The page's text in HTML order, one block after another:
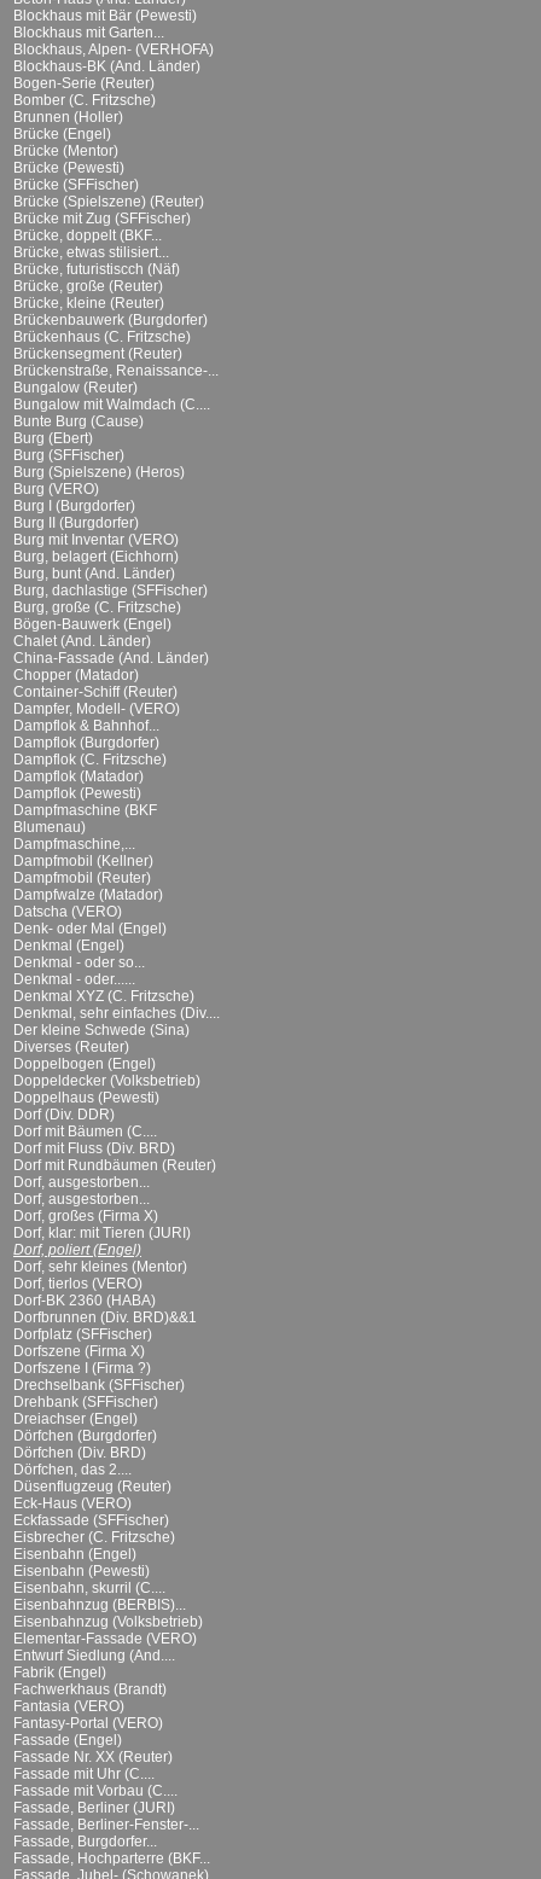
Blockhaus mit Bär (Pewesti)
Blockhaus mit Garten...
Blockhaus, Alpen- (VERHOFA)
Blockhaus-BK (And. Länder)
Bogen-Serie (Reuter)
Bomber (C. Fritzsche)
Brunnen (Holler)
Brücke (Engel)
Brücke (Mentor)
Brücke (Pewesti)
Brücke (SFFischer)
Brücke (Spielszene) (Reuter)
Brücke mit Zug (SFFischer)
Brücke, doppelt (BKF...
Brücke, etwas stilisiert...
Brücke, futuristiscch (Näf)
Brücke, große (Reuter)
Brücke, kleine (Reuter)
Brückenbauwerk (Burgdorfer)
Brückenhaus (C. Fritzsche)
Brückensegment (Reuter)
Brückenstraße, Renaissance-...
Bungalow (Reuter)
Bungalow mit Walmdach (C....
Bunte Burg (Cause)
Burg (Ebert)
Burg (SFFischer)
Burg (Spielszene) (Heros)
Burg (VERO)
Burg I (Burgdorfer)
Burg II (Burgdorfer)
Burg mit Inventar (VERO)
Burg, belagert (Eichhorn)
Burg, bunt (And. Länder)
Burg, dachlastige (SFFischer)
Burg, große (C. Fritzsche)
Bögen-Bauwerk (Engel)
Chalet (And. Länder)
China-Fassade (And. Länder)
Chopper (Matador)
Container-Schiff (Reuter)
Dampfer, Modell- (VERO)
Dampflok & Bahnhof...
Dampflok (Burgdorfer)
Dampflok (C. Fritzsche)
Dampflok (Matador)
Dampflok (Pewesti)
Dampfmaschine (BKF
Blumenau)
Dampfmaschine,...
Dampfmobil (Kellner)
Dampfmobil (Reuter)
Dampfwalze (Matador)
Datscha (VERO)
Denk- oder Mal (Engel)
Denkmal (Engel)
Denkmal - oder so...
Denkmal - oder......
Denkmal XYZ (C. Fritzsche)
Denkmal, sehr einfaches (Div....
Der kleine Schwede (Sina)
Diverses (Reuter)
Doppelbogen (Engel)
Doppeldecker (Volksbetrieb)
Doppelhaus (Pewesti)
Dorf (Div. DDR)
Dorf mit Bäumen (C....
Dorf mit Fluss (Div. BRD)
Dorf mit Rundbäumen (Reuter)
Dorf, ausgestorben...
Dorf, ausgestorben...
Dorf, großes (Firma X)
Dorf, klar: mit Tieren (JURI)
Dorf, poliert (Engel)
Dorf, sehr kleines (Mentor)
Dorf, tierlos (VERO)
Dorf-BK 2360 (HABA)
Dorfbrunnen (Div. BRD)&&1
Dorfplatz (SFFischer)
Dorfszene (Firma X)
Dorfszene I (Firma ?)
Drechselbank (SFFischer)
Drehbank (SFFischer)
Dreiachser (Engel)
Dörfchen (Burgdorfer)
Dörfchen (Div. BRD)
Dörfchen, das 2....
Düsenflugzeug (Reuter)
Eck-Haus (VERO)
Eckfassade (SFFischer)
Eisbrecher (C. Fritzsche)
Eisenbahn (Engel)
Eisenbahn (Pewesti)
Eisenbahn, skurril (C....
Eisenbahnzug (BERBIS)...
Eisenbahnzug (Volksbetrieb)
Elementar-Fassade (VERO)
Entwurf Siedlung (And....
Fabrik (Engel)
Fachwerkhaus (Brandt)
Fantasia (VERO)
Fantasy-Portal (VERO)
Fassade (Engel)
Fassade Nr. XX (Reuter)
Fassade mit Uhr (C....
Fassade mit Vorbau (C....
Fassade, Berliner (JURI)
Fassade, Berliner-Fenster-...
Fassade, Burgdorfer...
Fassade, Hochparterre (BKF...
Fassade, Jubel- (Schowanek)